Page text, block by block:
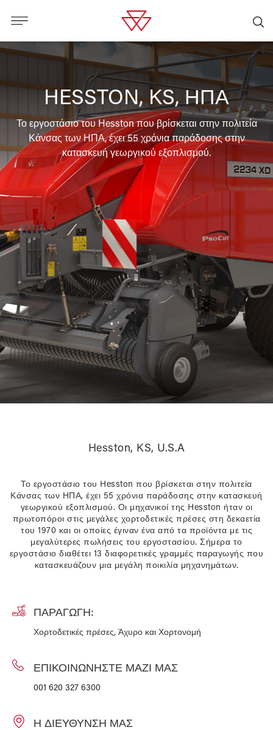
HESSTON, KS, ΗΠΑ
Το εργοστάσιο του Hesston που βρίσκεται στην πολιτεία
Κάνσας των ΗΠΑ, έχει 55 χρόνια παράδοσης στην
κατασκευή γεωργικού εξοπλισμού.
Hesston, KS, U.S.A
Το εργοστάσιο του Hesston που βρίσκεται στην πολιτεία
Κάνσας των ΗΠΑ, έχει 55 χρόνια παράδοσης στην κατασκευή
γεωργικού εξοπλισμού. Οι μηχανικοί της Hesston ήταν οι
πρωτοπόροι στις μεγάλες χορτοδετικές πρέσες στη δεκαετία
του 1970 και οι οποίες έγιναν ένα από τα προϊόντα με τις
μεγαλύτερες πωλήσεις του εργοστασίου. Σήμερα το
εργοστάσιο διαθέτει 13 διαφορετικές γραμμές παραγωγής που
κατασκευάζουν μια μεγάλη ποικιλία μηχανημάτων.
ΠΑΡΑΓΩΓΉ:
Χορτοδετικές πρέσες, Άχυρο και Χορτονομή
ΕΠΙΚΟΙΝΩΝΉΣΤΕ ΜΑΖΊ ΜΑΣ
001 620 327 6300
Η ΔΙΕΎΘΥΝΣΉ ΜΑΣ